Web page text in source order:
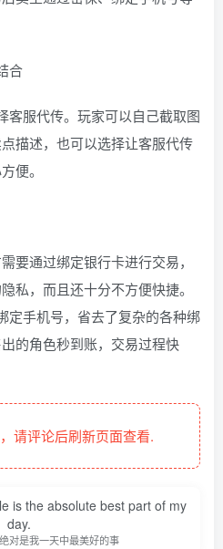
合
客服代传。玩家可以自己截取图
描述，也可以选择让客服代传
便。
要通过绑定银行卡进行交易，
私，而且还十分不方便快捷。
定手机号，省去了复杂的各种绑
的角色秒到账，交易过程快
请评论后刷新页面查看.
is the absolute best part of my
day.
对是我一天中最美好的事